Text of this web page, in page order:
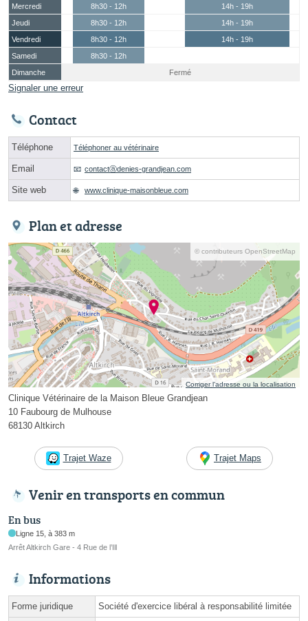
Mercredi
8h30 - 12h
14h - 19h
Jeudi
8h30 - 12h
14h - 19h
Vendredi
8h30 - 12h
14h - 19h
Samedi
8h30 - 12h
Dimanche
Fermé
Signaler une erreur
Contact
Téléphone Téléphoner au vétérinaire
Email contactⓐdenies-grandjean.com
Site web www.clinique-maisonbleue.com
Plan et adresse
© contributeurs OpenStreetMap
Corriger l’adresse ou la localisation
Clinique Vétérinaire de la Maison Bleue Grandjean
10 Faubourg de Mulhouse
68130 Altkirch
Trajet Waze Trajet Maps
Venir en transports en commun
En bus
Ligne 15, à 383 m
Arrêt Altkirch Gare - 4 Rue de l’Ill
Informations
Forme juridique Société d'exercice libéral à responsabilité limitée